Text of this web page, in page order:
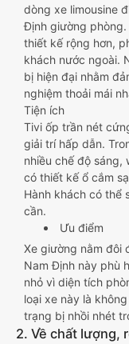
dòng xe limousine
Định giường
thiết kế rộng hơn,
khách nước ngoài.
bị hiện đại nhằm
nghiệm thoải mái
Tiện ích
Tivi ốp trần nét
giải trí hấp dẫn.
nhiều chế độ sáng,
có thiết kế ổ cắm
Hành khách có thể
cần.
Ưu điểm
Xe giường nằm đôi
Nam Định này phù
nhỏ vì diện tích
loại xe này là
trạng bị nhồi nhét
2. Về chất lượng,